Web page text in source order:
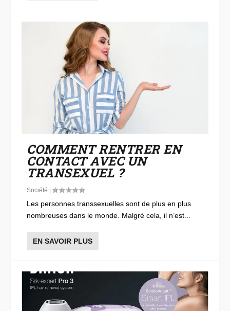
COMMENT RENTRER EN
CONTACT AVEC UN
TRANSEXUEL ?
Société |
Les personnes transsexuelles sont de plus en plus
nombreuses dans le monde. Malgré cela, il n’est...
EN SAVOIR PLUS